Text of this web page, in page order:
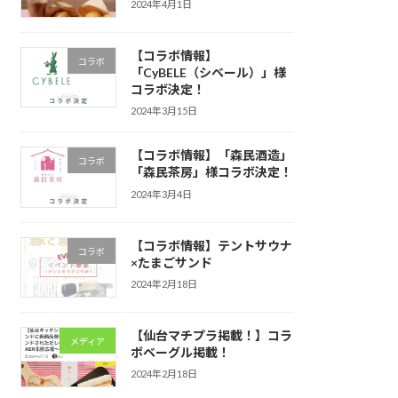
2024年4月1日
コラボ
【コラボ情報】
「CyBELE（シベール）」様
コラボ決定！
2024年3月15日
コラボ
【コラボ情報】「森民酒造」
「森民茶房」様コラボ決定！
2024年3月4日
コラボ
【コラボ情報】テントサウナ
×たまごサンド
2024年2月18日
メディア
【仙台マチプラ掲載！】コラ
ボベーグル掲載！
2024年2月18日